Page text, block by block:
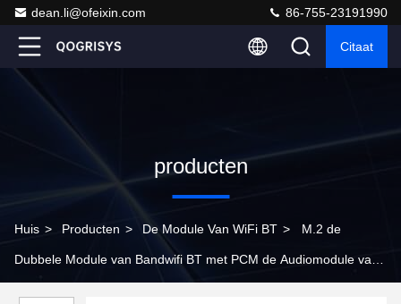
dean.li@ofeixin.com 86-755-23191990
Citaat
producten
Huis > Producten > De Module Van WiFi BT > M.2 de
Dubbele Module van Bandwifi BT met PCM de Audiomodule van